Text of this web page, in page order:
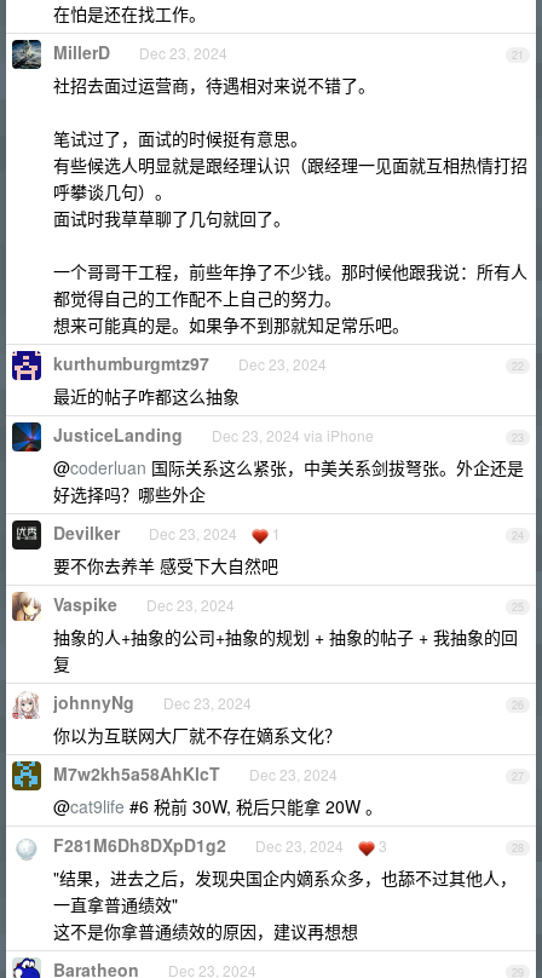
在怕是还在找工作。
21
MillerD Dec 23, 2024
社招去面过运营商，待遇相对来说不错了。
笔试过了，面试的时候挺有意思。
有些候选人明显就是跟经理认识（跟经理一见面就互相热情打招
呼攀谈几句）。
面试时我草草聊了几句就回了。
一个哥哥干工程，前些年挣了不少钱。那时候他跟我说：所有人
都觉得自己的工作配不上自己的努力。
想来可能真的是。如果争不到那就知足常乐吧。
22
kurthumburgmtz97 Dec 23, 2024
最近的帖子咋都这么抽象
23
JusticeLanding Dec 23, 2024 via iPhone
@coderluan 国际关系这么紧张，中美关系剑拔弩张。外企还是
好选择吗？哪些外企
24
Devilker Dec 23, 2024 1
要不你去养羊 感受下大自然吧
25
Vaspike Dec 23, 2024
抽象的人+抽象的公司+抽象的规划 + 抽象的帖子 + 我抽象的回
复
26
johnnyNg Dec 23, 2024
你以为互联网大厂就不存在嫡系文化？
27
M7w2kh5a58AhKlcT Dec 23, 2024
@cat9life #6 税前 30W, 税后只能拿 20W 。
28
F281M6Dh8DXpD1g2 Dec 23, 2024 3
"结果，进去之后，发现央国企内嫡系众多，也舔不过其他人，
一直拿普通绩效"
这不是你拿普通绩效的原因，建议再想想
29
Baratheon Dec 23, 2024